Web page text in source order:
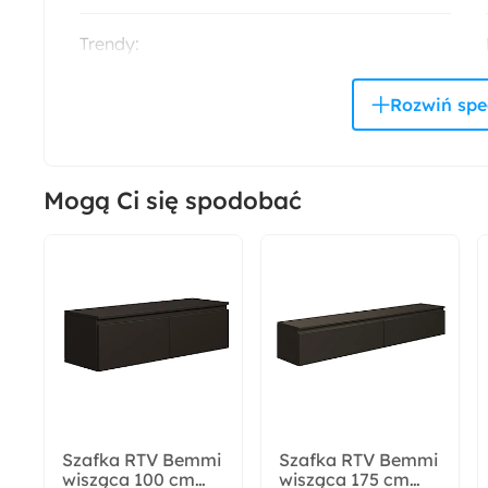
Trendy:
Monochromatyczny minimalizm
Zabezpieczenie obrzeży:
Cechy szuflad:
Mogą Ci się spodobać
Szafka RTV Bemmi
wisząca 100 cm
Szafka RTV Bemmi
wisząca 175 cm